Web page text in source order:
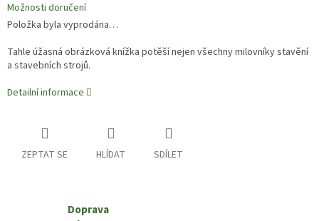
Možnosti doručení
Položka byla vyprodána…
Tahle úžasná obrázková knížka potěší nejen všechny milovníky stavění
a stavebních strojů.
Detailní informace
ZEPTAT SE HLÍDAT SDÍLET
Doprava